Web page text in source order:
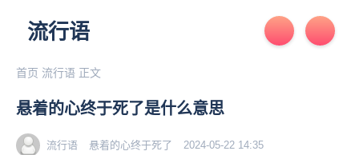
流行语
首页 流行语 正文
悬着的心终于死了是什么意思
流行语 悬着的心终于死了 2024-05-22 14:35